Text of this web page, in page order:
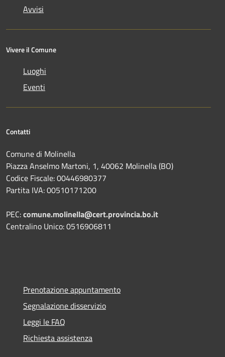
Avvisi
Vivere il Comune
Luoghi
Eventi
Contatti
Comune di Molinella
Piazza Anselmo Martoni, 1, 40062 Molinella (BO)
Codice Fiscale: 00446980377
Partita IVA: 00510171200
PEC:comune.molinella@cert.provincia.bo.it
Centralino Unico: 0516906811
Prenotazione appuntamento
Segnalazione disservizio
Leggi le FAQ
Richiesta assistenza